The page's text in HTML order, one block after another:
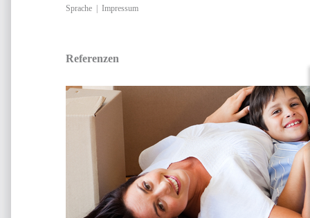
Sprache Impressum
Referenzen